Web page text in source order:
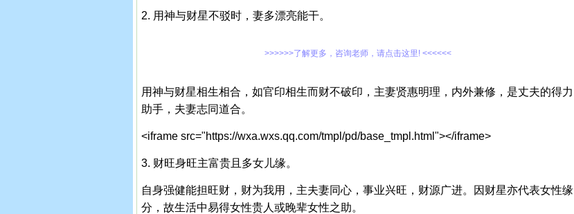
2. 用神与财星不驳时，妻多漂亮能干。
>>>>>>了解更多，咨询老师，请点击这里! <<<<<<
用神与财星相生相合，如官印相生而财不破印，主妻贤惠明理，内外兼修，是丈夫的得力
助手，夫妻志同道合。
<iframe src="https://wxa.wxs.qq.com/tmpl/pd/base_tmpl.html"></iframe>
3. 财旺身旺主富贵且多女儿缘。
自身强健能担旺财，财为我用，主夫妻同心，事业兴旺，财源广进。因财星亦代表女性缘
分，故生活中易得女性贵人或晚辈女性之助。